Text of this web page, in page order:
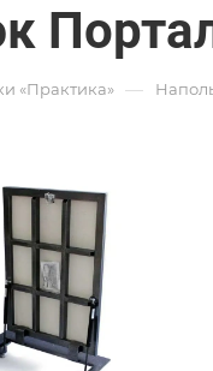
«Практика» —